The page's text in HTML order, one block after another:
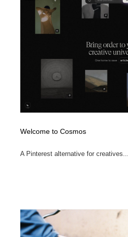
Welcome to Cosmos
A Pinterest alternative for creatives....